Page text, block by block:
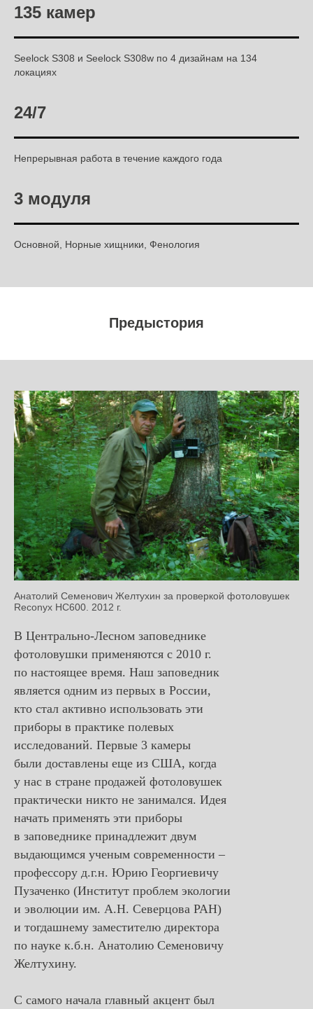
135 камер
Seelock S308 и Seelock S308w по 4 дизайнам на 134
локациях
24/7
Непрерывная работа в течение каждого года
3 модуля
Основной, Норные хищники, Фенология
Предыстория
Анатолий Семенович Желтухин за проверкой фотоловушек
Reconyx HC600. 2012 г.
В Центрально-Лесном заповеднике
фотоловушки применяются с 2010 г.
по настоящее время. Наш заповедник
является одним из первых в России,
кто стал активно использовать эти
приборы в практике полевых
исследований. Первые 3 камеры
были доставлены еще из США, когда
у нас в стране продажей фотоловушек
практически никто не занимался. Идея
начать применять эти приборы
в заповеднике принадлежит двум
выдающимся ученым современности –
профессору д.г.н. Юрию Георгиевичу
Пузаченко (Институт проблем экологии
и эволюции им. А.Н. Северцова РАН)
и тогдашнему заместителю директора
по науке к.б.н. Анатолию Семеновичу
Желтухину.
С самого начала главный акцент был